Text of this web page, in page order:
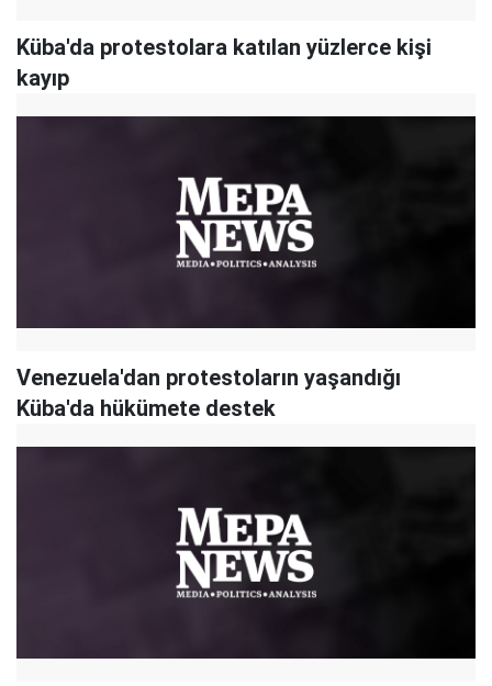
Küba'da protestolara katılan yüzlerce kişi
kayıp
Venezuela'dan protestoların yaşandığı
Küba'da hükümete destek